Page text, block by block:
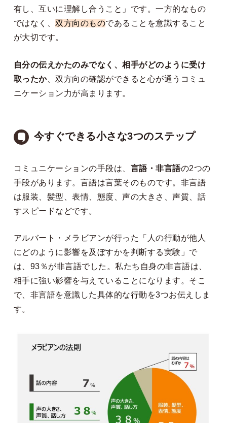
有し、互いに理解し合うこと」です。一方的なもの
ではなく、双方向のものであることを意識すること
が大切です。
自分の伝えかたのみでなく、相手がどのように受け
取ったか、双方向の確認ができると心が通うコミュ
ニケーション力が高まります。
今すぐできる小さな3つのステップ
コミュニケーションの手段は、 言語・非言語の2つの
手段があります。言語は言葉そのものです。非言語
は服装、髪型、表情、態度、声の大きさ、声質、話
すスピードなどです。
アルバート・メラビアンが行った「人の行動が他人
にどのように影響を及ぼすかを判断する実験」で
は、93％が非言語でした。私たち自身の非言語は、
相手に強い影響を与えていることになります。そこ
で、非言語を意識した具体的な行動を3つお伝えしま
す。